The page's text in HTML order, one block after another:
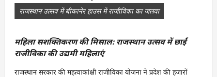
राजस्थान उत्सव में बीकानेर हाउस में राजीविका का जलवा
महिला सशक्तिकरण की मिसाल: राजस्थान उत्सव में छाईं
राजीविका की उद्यमी महिलाएं
राजस्थान सरकार की महत्वाकांक्षी राजीविका योजना ने प्रदेश की हजारों